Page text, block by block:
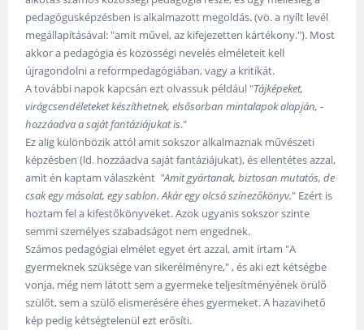
pedagógusképzésben is alkalmazott megoldás. (vö. a nyílt levél
megállapításával: "amit művel, az kifejezetten kártékony."). Most
akkor a pedagógia és közösségi nevelés elméleteit kell
újragondolni a reformpedagógiában, vagy a kritikát.
A további napok kapcsán ezt olvassuk például "Tájképeket,
virágcsendéleteket készíthetnek, elsősorban mintalapok alapján, -
hozzáadva a saját fantáziájukat is."
Ez alig különbözik attól amit sokszor alkalmaznak művészeti
képzésben (ld. hozzáadva saját fantáziájukat), és ellentétes azzal,
amit én kaptam válaszként "Amit gyártanak, biztosan mutatós, de
csak egy másolat, egy sablon. Akár egy olcsó színezőkönyv." Ezért is
hoztam fel a kifestőkönyveket. Azok ugyanis sokszor szinte
semmi személyes szabadságot nem engednek.
Számos pedagógiai elmélet egyet ért azzal, amit írtam "A
gyermeknek szüksége van sikerélményre," , és aki ezt kétségbe
vonja, még nem látott sem a gyermeke teljesítményének örülő
szülőt, sem a szülő elismerésére éhes gyermeket. A hazavihető
kép pedig kétségtelenül ezt erősíti.